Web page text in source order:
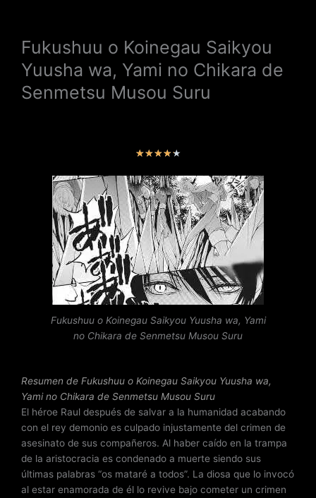
Fukushuu o Koinegau Saikyou
Yuusha wa, Yami no Chikara de
Senmetsu Musou Suru
★★★★★V
l
o
r
a
d
o
c
o
n
4
.
e
5
Fukushuu o Koinegau Saikyou Yuusha wa, Yami
no Chikara de Senmetsu Musou Suru
Resumen de Fukushuu o Koinegau Saikyou Yuusha wa,
Yami no Chikara de Senmetsu Musou Suru
El héroe Raul después de salvar a la humanidad acabando
con el rey demonio es culpado injustamente del crimen de
asesinato de sus compañeros. Al haber caído en la trampa
de la aristocracia es condenado a muerte siendo sus
últimas palabras “os mataré a todos”. La diosa que lo invocó
al estar enamorada de él lo revive bajo cometer un crimen